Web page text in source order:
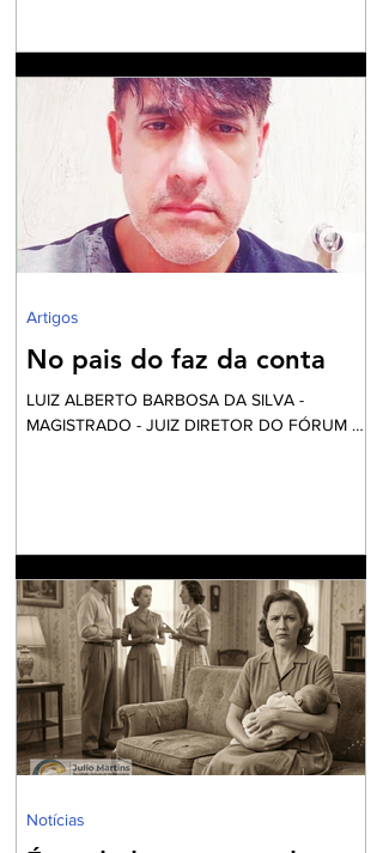
debate eleitoral , impõe que seja aberto um
exaustivo debate sobre a parcela tão
necessitada de assistência e visibilidade
quanto às pessoas das comunidades
periféricas que vivem assoladas pela violência
e ineficiente assistência à saúde, frequente
falta de água e sob péssim
No pais do faz da conta
LUIZ ALBERTO BARBOSA DA SILVA -
MAGISTRADO - JUIZ DIRETOR DO FÓRUM DE
“É um dinheiro que é tirado do povo para
eleger alguns que vão tirar dinheiro do povo”.
Até parece um pleonasmo. O que acontece
atrás dos bastidores nem o diretor quer saber.
O roteiro é sempre o mesmo. Mexem-se as
peças do tabo
Artigos
Notícias